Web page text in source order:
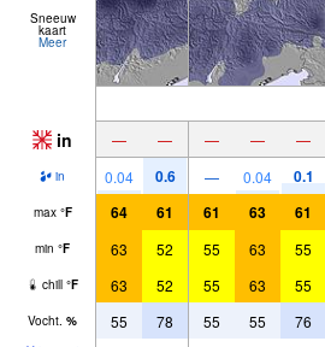
Sneeuw
kaart
Meer
in — — — — —
in 0.04 0.6 — 0.04 0.1
max °F 64 61 61 63 61
min °F 63 52 55 63 55
chill °F 63 52 55 63 55
Vocht. % 55 78 55 55 76